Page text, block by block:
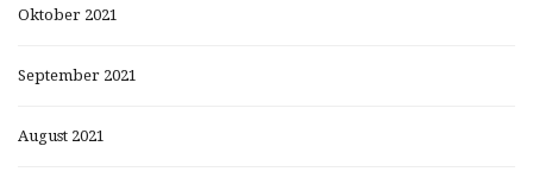
Oktober 2021
September 2021
August 2021